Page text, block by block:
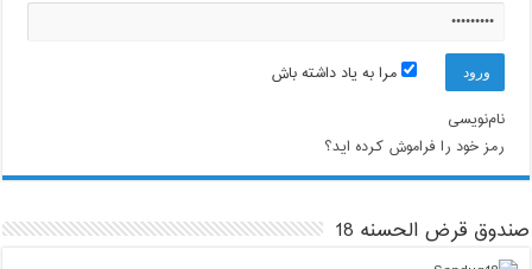
مرا به یاد داشته باش
نام‌نویسی
رمز خود را فراموش کرده اید؟
صندوق قرض الحسنه 18